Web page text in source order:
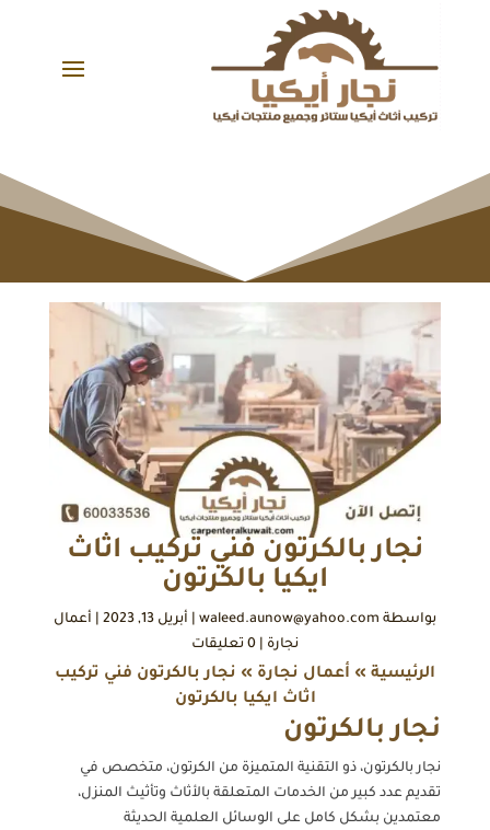
نجار بالكرتون فني تركيب اثاث
ايكيا بالكرتون
بواسطة waleed.aunow@yahoo.com أبريل 13, 2023
أعمال
نجارة
0 تعليقات
الرئيسية » أعمال نجارة » نجار بالكرتون فني تركيب
اثاث ايكيا بالكرتون
نجار بالكرتون
نجار بالكرتون، ذو التقنية المتميزة من الكرتون، متخصص في
تقديم عدد كبير من الخدمات المتعلقة بالأثاث وتأثيث المنزل،
معتمدين بشكل كامل على الوسائل العلمية الحديثة